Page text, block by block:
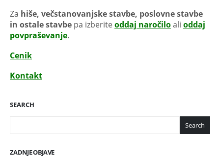
Za hiše, večstanovanjske stavbe, poslovne stavbe
in ostale stavbe pa izberiteoddaj naročiloali oddaj
povpraševanje.
Cenik
Kontakt
SEARCH
Search
ZADNJE OBJAVE